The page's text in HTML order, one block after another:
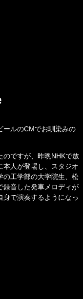
ールのCMでお馴染みの
のですが、昨晩NHKで放
本人が登場し、スタジオ
の工学部の大学院生、松
録音した発車メロディが
身で演奏するようになっ